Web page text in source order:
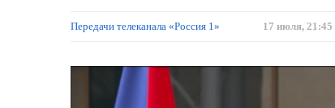
Передачи телеканала «Россия 1» 17 июля, 21:45